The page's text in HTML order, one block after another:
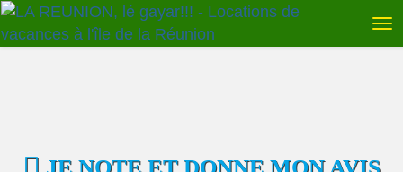
JE NOTE ET DONNE MON AVIS